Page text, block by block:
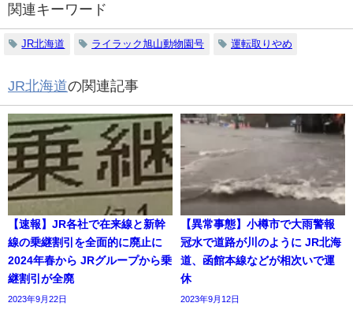
関連キーワード
JR北海道 ライラック旭山動物園号 運転取りやめ
JR北海道の関連記事
【速報】JR各社で在来線と新幹
線の乗継割引を全面的に廃止に
2024年春から JRグループから乗
継割引が全廃
2023年9月22日
【異常事態】小樽市で大雨警報
冠水で道路が川のように JR北海
道、函館本線などが相次いで運
休
2023年9月12日